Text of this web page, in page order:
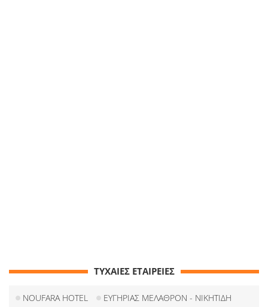
ΤΥΧΑΙΕΣ ΕΤΑΙΡΕΙΕΣ
NOUFARA HOTEL
ΕΥΓΗΡΙΑΣ ΜΕΛΑΘΡΟΝ - ΝΙΚΗΤΙΔΗ